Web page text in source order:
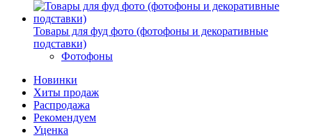
Товары для фуд фото (фотофоны и декоративные
подставки)
Фотофоны
Новинки
Хиты продаж
Распродажа
Рекомендуем
Уценка